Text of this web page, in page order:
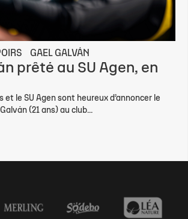
GAEL GALVÁN
prêté au SU Agen, en
et le SU Agen sont heureux d’annoncer le
(21 ans) au club...